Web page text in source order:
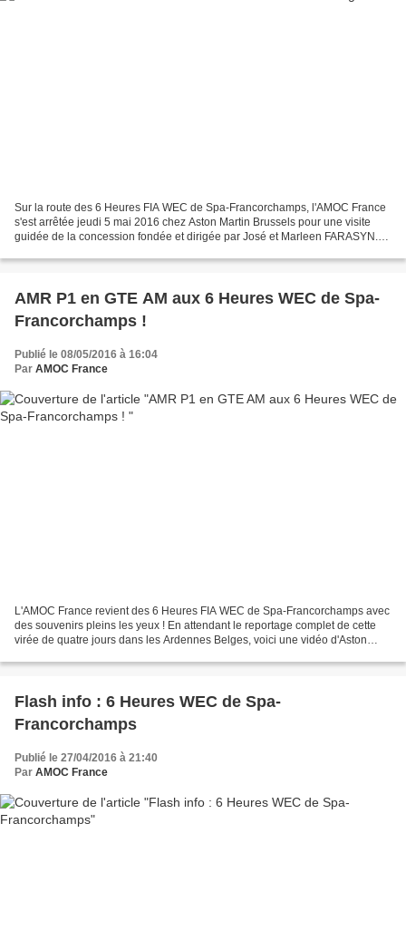
Sur la route des 6 Heures FIA WEC de Spa-Francorchamps, l'AMOC France
s'est arrêtée jeudi 5 mai 2016 chez Aston Martin Brussels pour une visite
guidée de la concession fondée et dirigée par José et Marleen FARASYN.
AMR P1 en GTE AM aux 6 Heures WEC de Spa-
Francorchamps !
Publié le 08/05/2016 à 16:04
Par AMOC France
L'AMOC France revient des 6 Heures FIA WEC de Spa-Francorchamps avec
des souvenirs pleins les yeux ! En attendant le reportage complet de cette
virée de quatre jours dans les Ardennes Belges, voici une vidéo d'Aston
Flash info : 6 Heures WEC de Spa-
Francorchamps
Publié le 27/04/2016 à 21:40
Par AMOC France